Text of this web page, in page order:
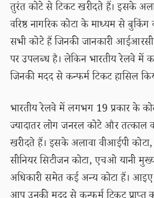
तुरंत कोटे से टिकट खरीदते हैं। इसके
वरिष्ठ नागरिक कोटा के माध्यम से बुकिंग
सभी कोटे हैं जिनकी जानकारी
पर उपलब्ध है। लेकिन भारतीय रेलवे में
जिनकी मदद से कन्फर्म टिकट हासिल
भारतीय रेलवे में लगभग 19 प्रकार के
ज्यादातर लोग जनरल कोटे और तत्काल
खरीदते हैं। इसके अलावा वीआईपी
सीनियर सिटीजन कोटा, एचओ यानी
अधिकारी समेत कई अन्य कोटा हैं।